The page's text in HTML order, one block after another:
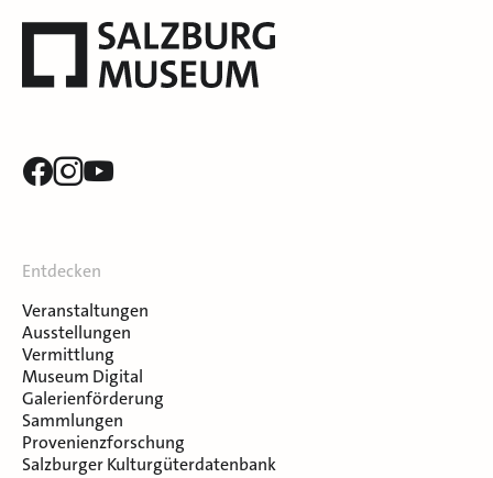
Entdecken
Veranstaltungen
Ausstellungen
Vermittlung
Museum Digital
Galerienförderung
Sammlungen
Provenienzforschung
Salzburger Kulturgüterdatenbank